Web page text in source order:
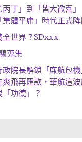
丙丁」到「皆大歡喜
體平庸」時代正式降
全世界？SDxxx
蒐集
政院長解鎖「廉航包
爽飛再匯款，華航這
「功德」？